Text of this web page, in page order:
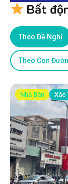
Bất
Theo Đề Nghị
Theo Con
Nhà Bán Xác